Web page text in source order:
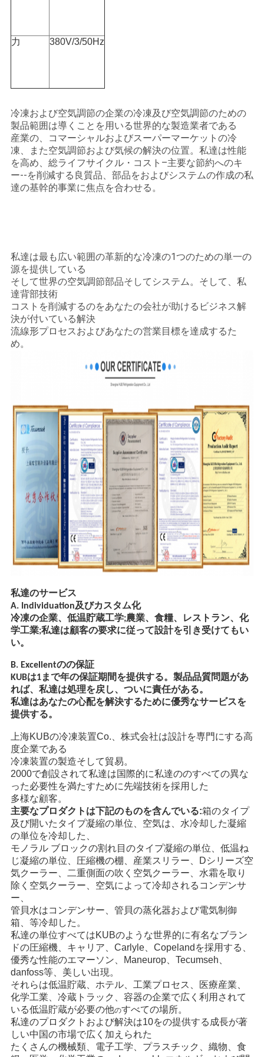
絡
い
引
用
求
し
な
さ
図
プ
イ
バ
シ
ポ
リ
シ
ー
力 380V/3/50Hz
冷凍および空気調節の企業の冷凍及び空気調節のための
製品範囲は導くことを用いる世界的な製造業者である
産業の、コマーシャルおよびスーパーマーケットの冷
凍、また空気調節および気候の解決の位置。私達は性能
を高め、総ライフサイクル・コスト–主要な節約へのキ
ー--を削減する良質品、部品をおよびシステムの作成の私
達の基幹的事業に焦点を合わせる。
私達は最も広い範囲の革新的な冷凍の1つのための単一の
源を提供している
そして世界の空気調節部品そしてシステム。そして、私
達背部技術
コストを削減するのをあなたの会社が助けるビジネス解
決が付いている解決
流線形プロセスおよびあなたの営業目標を達成するた
め。
私達のサービス
A. Individuation及びカスタム化
冷凍の企業、低温貯蔵工学;農業、食糧、レストラン、化
学工業;私達は顧客の要求に従って設計を引き受けてもい
い。
B. Excellentのの保証
KUBは1まで年の保証期間を提供する。製品品質問題があ
れば、私達は処理を戻し、ついに責任がある。
私達はあなたの心配を解決するために優秀なサービスを
提供する。
上海KUBの冷凍装置Co.、株式会社は設計を専門にする高
度企業である
冷凍装置の製造そして貿易。
2000で創設されて私達は国際的に私達ののすべての異な
った必要性を満たすために先端技術を採用した
多様な顧客。
主要なプロダクトは下記のものを含んでいる:箱のタイプ
及び開いたタイプ凝縮の単位、空気は、水冷却した凝縮
の単位を冷却した、
モノラル ブロックの割れ目のタイプ凝縮の単位、低温ね
じ凝縮の単位、圧縮機の棚、産業スリラー、Dシリーズ空
気クーラー、二重側面の吹く空気クーラー、水霜を取り
除く空気クーラー、空気によって冷却されるコンデンサ
ー、
管貝水はコンデンサー、管貝の蒸化器および電気制御
箱、等冷却した。
私達の単位すべてはKUBのような世界的に有名なブラン
ドの圧縮機、キャリア、Carlyle、Copelandを採用する、
優秀な性能のエマーソン、Maneurop、Tecumseh、
danfoss等、美しい出現。
それらは低温貯蔵、ホテル、工業プロセス、医療産業、
化学工業、冷蔵トラック、容器の企業で広く利用されて
いる低温貯蔵が必要の他のすべての場所。
私達のプロダクトおよび解決は10をの提供する成長が著
しい中国の市場で広く加えられた
たくさんの機械類、電子工学、プラスチック、織物、食